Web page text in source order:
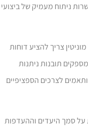
ניתוח מעמיק של ביצועי
צריך להציע דוחות
תובנות ניתנות
לצרכים הספציפיים
סמך היעדים וההעדפות